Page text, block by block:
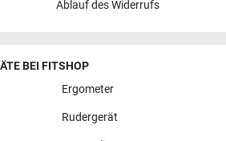
Ablauf des Widerrufs
BEI FITSHOP
Ergometer
Rudergerät